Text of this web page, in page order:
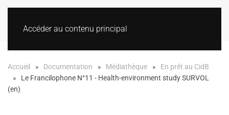
Accéder au contenu principal
Accueil Documentation Médiathèque
En prêt au CidB
Le Francilophone N°11 - Health-environment study SURVOL
(en)